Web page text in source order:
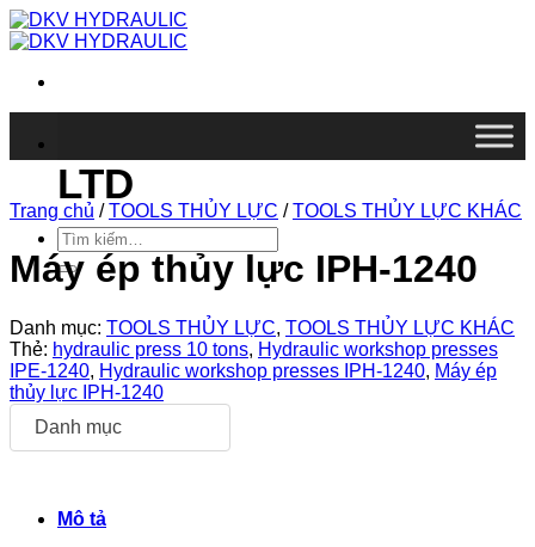
Chuyển
đến
dung
LTD
Tìm
kiếm:
Trang chủ / TOOLS THỦY LỰC / TOOLS THỦY LỰC KHÁC
Máy ép thủy lực IPH-1240
Danh mục: TOOLS THỦY LỰC, TOOLS THỦY LỰC KHÁC
Thẻ: hydraulic press 10 tons, Hydraulic workshop presses
IPE-1240, Hydraulic workshop presses IPH-1240, Máy ép
thủy lực IPH-1240
Danh mục
Mô tả